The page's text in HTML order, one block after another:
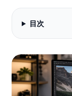
目次